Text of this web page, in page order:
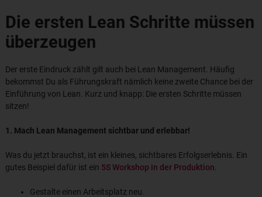
Die ersten Lean Schritte müssen
überzeugen
Der erste Eindruck zählt gilt auch bei Lean Management. Häufig
bekommst Du als Führungskraft nämlich keine zweite Chance bei der
Einführung von Lean. Kurz und knapp: Die ersten Schritte müssen
sitzen!
1. Mach Lean Management sichtbar und erlebbar!
Was du jetzt brauchst, ist ein kleines, sichtbares Erfolgserlebnis. Ein
gutes Beispiel dafür ist ein 5S Workshop in der Produktion
Gestalte einen Arbeitsplatz neu.